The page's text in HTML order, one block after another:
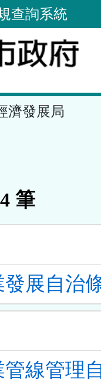
查詢系統
濟發展局
筆
展自治
線管理